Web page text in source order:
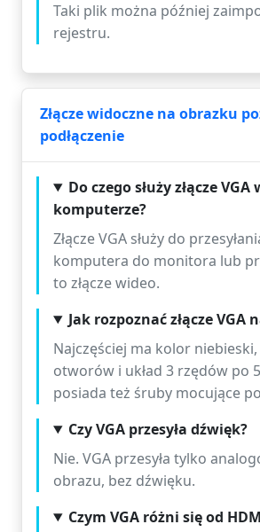
Taki plik można później
rejestru.
Złącze widoczne na obrazku
podłączenie
Do czego służy złącze VGA
komputerze?
Złącze VGA służy do
komputera do monitora lub
to złącze wideo.
Jak rozpoznać złącze VGA
Najczęściej ma kolor
otworów i układ 3 rzędów po
posiada też śruby mocujące
Czy VGA przesyła dźwięk?
Nie. VGA przesyła tylko
obrazu, bez dźwięku.
Czym VGA różni się od